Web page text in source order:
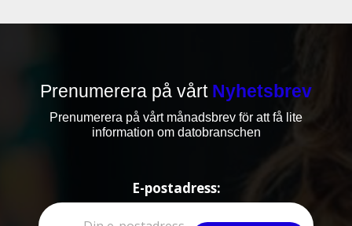
Prenumerera på vårt Nyhetsbrev
Prenumerera på vårt månadsbrev för att få lite
information om datobranschen
E-postadress: